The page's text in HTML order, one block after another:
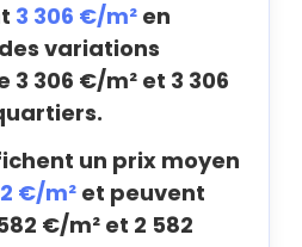
3 306 €/m² en
variations
306 €/m² et 3 306
un prix moyen
€/m² et peuvent
€/m² et 2 582